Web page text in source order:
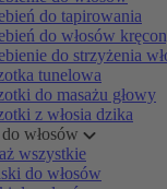
do tapirowania
do włosów
do strzyżenia
tunelowa
do masażu głowy
z włosia dzika
włosów
wszystkie
do włosów